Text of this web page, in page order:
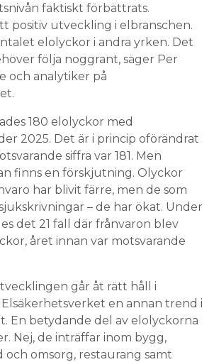
faktiskt förbättrats.
positiv utveckling i elbranschen.
elolyckor i andra yrken. Det
följa noggrant, säger Per
och analytiker på
180 elolyckor med
2025. Det är i princip oförändrat
siffra var 181. Men
finns en förskjutning. Olyckor
har blivit färre, men de som
– de har ökat. Under
det 21 fall där frånvaron blev
året innan var motsvarande
går åt rätt håll i
en annan trend i
En betydande del av elolyckorna
Nej, de inträffar inom bygg,
omsorg, restaurang samt